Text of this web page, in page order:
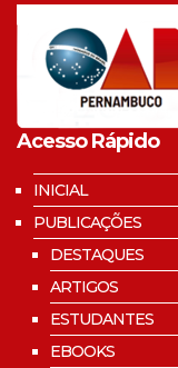
Acesso Rápido
INICIAL
PUBLICAÇÕES
DESTAQUES
ARTIGOS
ESTUDANTES
EBOOKS